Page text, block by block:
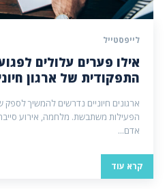
לייפסטייל
אילו פערים עלולים
התפקודית של ארגון
ארגונים חיוניים נדרשים להמשיך
הפעילות משתבשת. מלחמה, אירוע
אדם...
קרא עוד